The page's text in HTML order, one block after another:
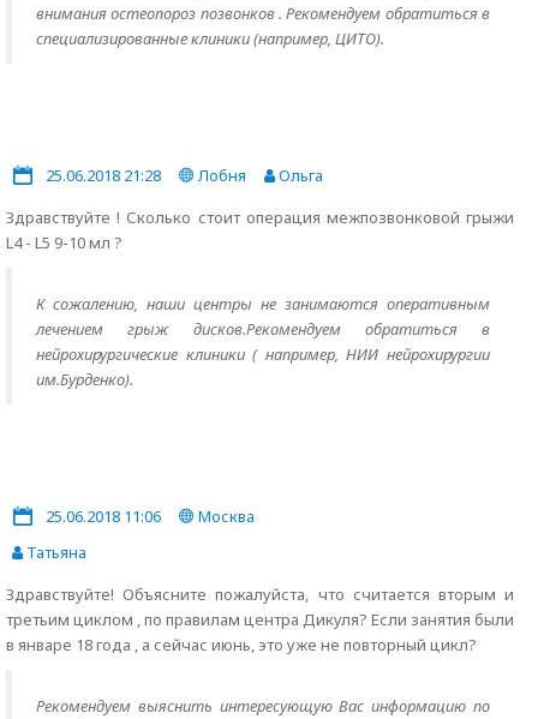
внимания остеопороз позвонков . Рекомендуем обратиться в
специализированные клиники (например, ЦИТО).
25.06.2018 21:28 Лобня
Ольга
Здравствуйте ! Сколько стоит операция межпозвонковой грыжи
L4 - L5 9-10 мл ?
К сожалению, наши центры не занимаются оперативным
лечением грыж дисков.Рекомендуем обратиться в
нейрохирургические клиники ( например, НИИ нейрохирургии
им.Бурденко).
25.06.2018 11:06
Москва
Татьяна
Здравствуйте! Объясните пожалуйста, что считается вторым и
третьим циклом , по правилам центра Дикуля? Если занятия были
в январе 18 года , а сейчас июнь, это уже не повторный цикл?
Рекомендуем выяснить интересующую Вас информацию по